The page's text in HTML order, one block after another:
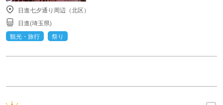
日進七夕通り周辺（北区）
日進(埼玉県)
観光・旅行
祭り